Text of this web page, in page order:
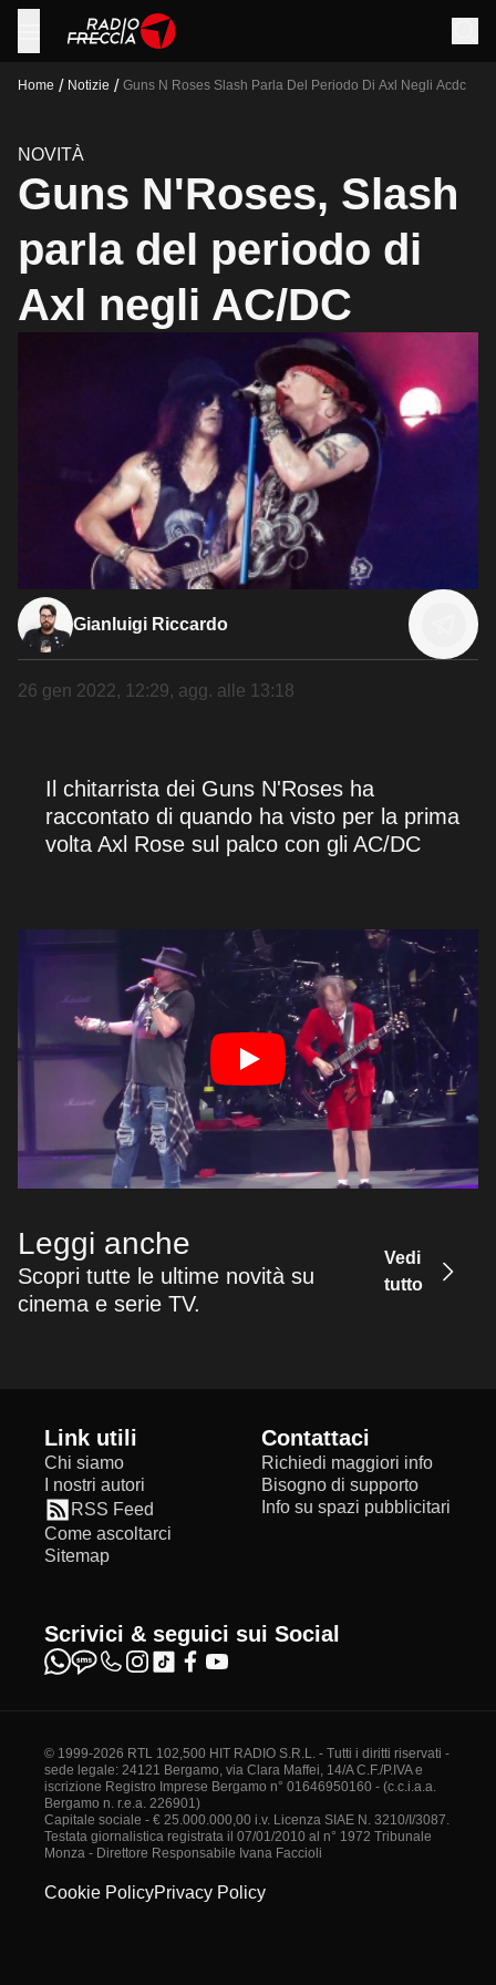
Home / Notizie / Guns N Roses Slash Parla Del Periodo Di Axl Negli Acdc
NOVITÀ
Guns N'Roses, Slash
parla del periodo di
Axl negli AC/DC
Gianluigi Riccardo
26 gen 2022, 12:29, agg. alle 13:18
Il chitarrista dei Guns N'Roses ha
raccontato di quando ha visto per la prima
volta Axl Rose sul palco con gli AC/DC
Leggi anche
Scopri tutte le ultime novità su
cinema e serie TV.
Vedi
tutto
Link utili
Chi siamo
I nostri autori
RSS Feed
Come ascoltarci
Sitemap
Contattaci
Richiedi maggiori info
Bisogno di supporto
Info su spazi pubblicitari
Scrivici & seguici sui Social
© 1999-2026 RTL 102,500 HIT RADIO S.R.L. - Tutti i diritti riservati -
sede legale: 24121 Bergamo, via Clara Maffei, 14/A C.F./P.IVA e
iscrizione Registro Imprese Bergamo n° 01646950160 - (c.c.i.a.a.
Bergamo n. r.e.a. 226901)
Capitale sociale - € 25.000.000,00 i.v. Licenza SIAE N. 3210/I/3087.
Testata giornalistica registrata il 07/01/2010 al n° 1972 Tribunale
Monza - Direttore Responsabile Ivana Faccioli
Cookie PolicyPrivacy Policy